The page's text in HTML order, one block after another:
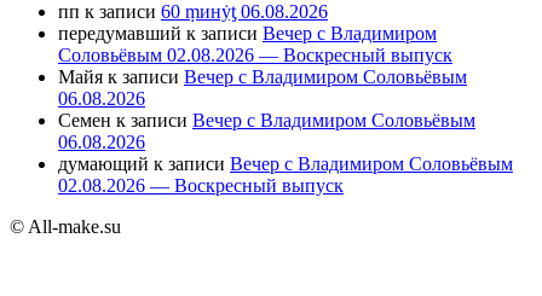
пп к записи 60 ṃинẏƫ 06.08.2026
передумавший к записи Вечер с Владимиром
Соловьёвым 02.08.2026 — Воскресный выпуск
Майя к записи Вечер с Владимиром Соловьёвым
06.08.2026
Семен к записи Вечер с Владимиром Соловьёвым
06.08.2026
думающий к записи Вечер с Владимиром Соловьёвым
02.08.2026 — Воскресный выпуск
© All-make.su